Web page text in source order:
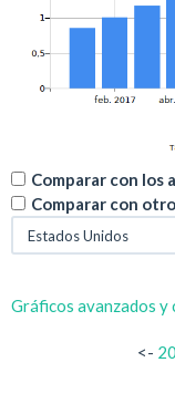
Comparar con los
Comparar con
Gráficos avanzados y
<-